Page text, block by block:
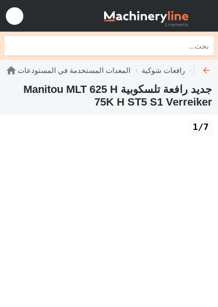
المعدات المستخدمة في المستودعات رافعات شوكية
جديد رافعة تلسكوبية Manitou MLT 625 H
75K H ST5 S1 Verreiker
1/7